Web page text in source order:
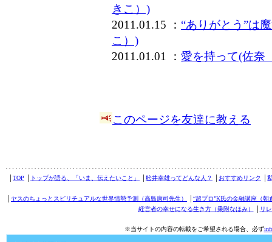
きこ）)
2011.01.15 ： “ありがとう”は
こ）)
2011.01.01 ： 愛を持って(佐
このページを友達に教える
TOP トップが語る、「いま、伝えたいこと」 舩井幸雄ってどんな人？ おすすめリンク
ヤスのちょっとスピリチュアルな世界情勢予測（高島康司先生）
“超プロ”K氏の金融講座（朝
経営者の幸せになる生き方（乗附なほみ）
リ
※当サイトの内容の転載をご希望される場合、必ず